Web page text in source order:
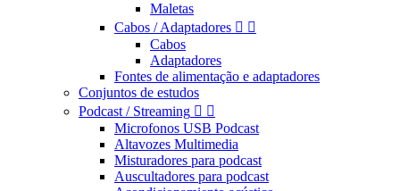
Maletas
Cabos / Adaptadores  
Cabos
Adaptadores
Fontes de alimentação e adaptadores
Conjuntos de estudos
Podcast / Streaming  
Microfonos USB Podcast
Altavozes Multimedia
Misturadores para podcast
Auscultadores para podcast